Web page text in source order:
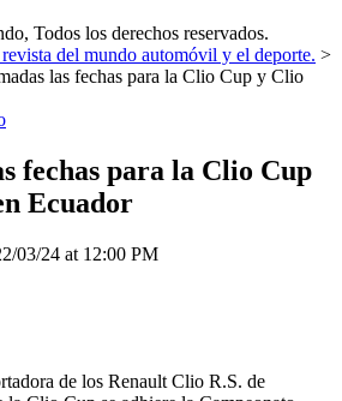
Todos los derechos reservados.
del mundo automóvil y el deporte. >
las fechas para la Clio Cup y Clio
fechas para la Clio Cup
Ecuador
03/24 at 12:00 PM
de los Renault Clio R.S. de